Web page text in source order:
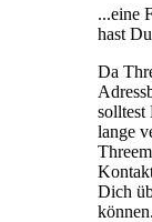
...eine
hast
Da
solltest
lange
Dich
können.